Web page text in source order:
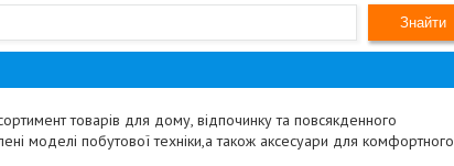
Знайти
товарів для дому, відпочинку та повсякденного
моделі побутової техніки,а також аксесуари для комфортного